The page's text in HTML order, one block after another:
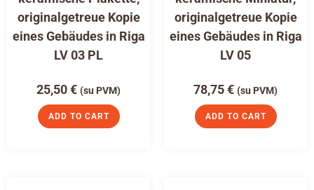
originalgetreue Kopie
eines Gebäudes in Riga
LV 03 PL
25,50€ (su PVM)
ADD TO CART
originalgetreue Kopie
eines Gebäudes in Riga
LV 05
78,75€ (su PVM)
ADD TO CART